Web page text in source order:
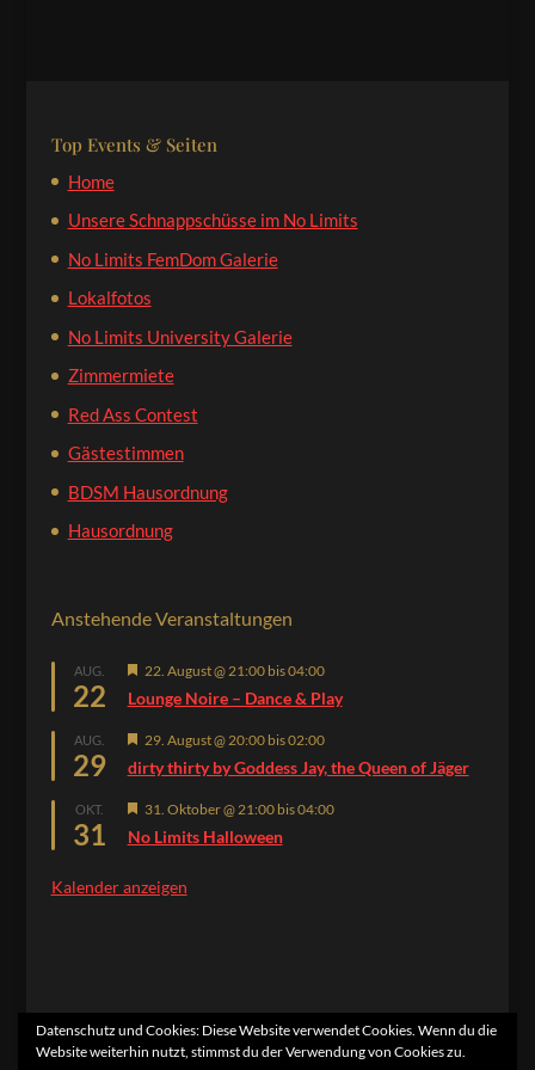
Top Events & Seiten
Home
Unsere Schnappschüsse im No Limits
No Limits FemDom Galerie
Lokalfotos
No Limits University Galerie
Zimmermiete
Red Ass Contest
Gästestimmen
BDSM Hausordnung
Hausordnung
Anstehende Veranstaltungen
AUG.
22
Hervorgehoben
22. August @ 21:00bis04:00
Lounge Noire – Dance & Play
AUG.
29
Hervorgehoben
29. August @ 20:00bis02:00
dirty thirty by Goddess Jay, the Queen of Jäger
OKT.
31
Hervorgehoben
31. Oktober @ 21:00bis04:00
No Limits Halloween
Kalender anzeigen
Datenschutz und Cookies: Diese Website verwendet Cookies. Wenn du die
Website weiterhin nutzt, stimmst du der Verwendung von Cookies zu.